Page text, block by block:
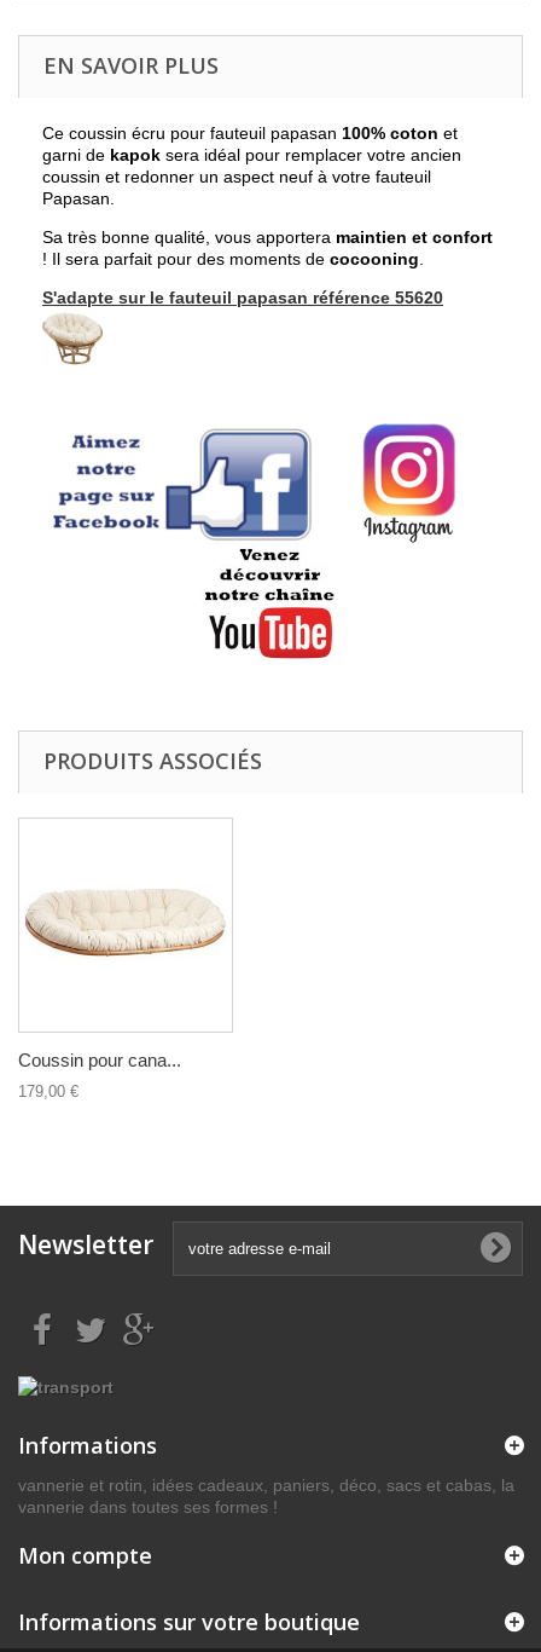
EN SAVOIR PLUS
Ce coussin écru pour fauteuil papasan 100% coton et
garni de kapok sera idéal pour remplacer votre ancien
coussin et redonner un aspect neuf à votre fauteuil
Papasan.
Sa très bonne qualité, vous apportera maintien et confort
! Il sera parfait pour des moments de cocooning
S'adapte sur le fauteuil papasan référence 55620
PRODUITS ASSOCIÉS
Coussin pour cana...
179,00 €
Newsletter
Informations
vannerie et rotin, idées cadeaux, paniers, déco, sacs et cabas, la
vannerie dans toutes ses formes !
Mon compte
Informations sur votre boutique